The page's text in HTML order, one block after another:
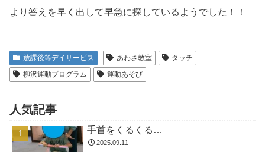
より答えを早く出して早急に探しているようでした！！
放課後等デイサービス あわさ教室
タッチ
柳沢運動プログラム
運動あそび
人気記事
手首をくるくる…
2025.09.11